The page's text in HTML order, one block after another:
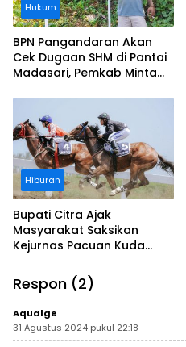
Hukum
BPN Pangandaran Akan
Cek Dugaan SHM di Pantai
Madasari, Pemkab Minta
Hiburan
Bupati Citra Ajak
Masyarakat Saksikan
Kejurnas Pacuan Kuda
Legokjawa
Respon (2)
Aqualge
31 Agustus 2024 pukul 22:18